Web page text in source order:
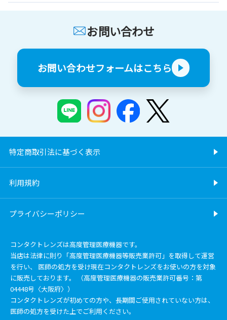
お問い合わせ
お問い合わせフォームはこちら
特定商取引法に基づく表示
利用規約
プライバシーポリシー
コンタクトレンズは高度管理医療機器です。
当店は法律に則り「高度管理医療機器等販売業許可」を取得して運営
を行い、 医師の処方を受け現在コンタクトレンズをお使いの方を対象
に販売しております。 （高度管理医療機器の販売業許可番号：第
04448号〈大阪府〉）
コンタクトレンズが初めての方や、長期間ご使用されていない方は、
医師の処方を受けた上でご利用ください。